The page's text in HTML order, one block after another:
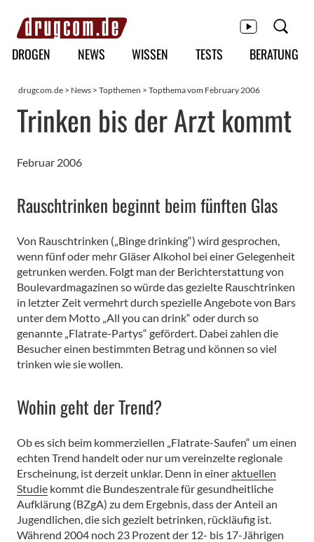
Hauptmenü
DROGEN NEWS WISSEN TESTS BERATUNG
drugcom.de > News > Topthemen > Topthema vom February 2006
Trinken bis der Arzt kommt
Februar 2006
Rauschtrinken beginnt beim fünften Glas
Von Rauschtrinken („Binge drinking“) wird gesprochen,
wenn fünf oder mehr Gläser Alkohol bei einer Gelegenheit
getrunken werden. Folgt man der Berichterstattung von
Boulevardmagazinen so würde das gezielte Rauschtrinken
in letzter Zeit vermehrt durch spezielle Angebote von Bars
unter dem Motto „All you can drink“ oder durch so
genannte „Flatrate-Partys“ gefördert. Dabei zahlen die
Besucher einen bestimmten Betrag und können so viel
trinken wie sie wollen.
Wohin geht der Trend?
Ob es sich beim kommerziellen „Flatrate-Saufen“ um einen
echten Trend handelt oder nur um vereinzelte regionale
Erscheinung, ist derzeit unklar. Denn in eineraktuellen
Studie kommt die Bundeszentrale für gesundheitliche
Aufklärung (BZgA) zu dem Ergebnis, dass der Anteil an
Jugendlichen, die sich gezielt betrinken, rückläufig ist.
Während 2004 noch 23 Prozent der 12- bis 17-Jährigen